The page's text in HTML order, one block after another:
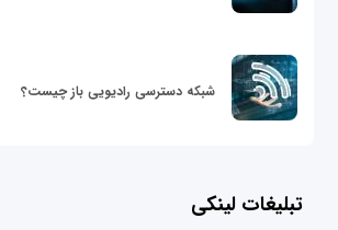
شبکه دسترسی رادیویی باز چیست؟
تبلیغات لینکی